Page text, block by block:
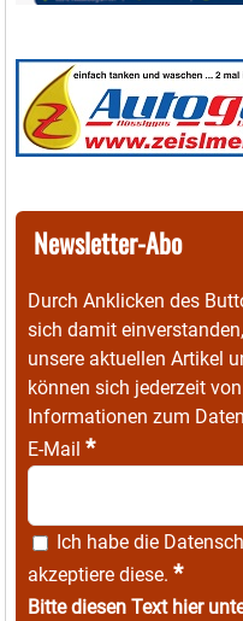
Newsletter-Abo
Durch Anklicken des
sich damit
unsere aktuellen Artikel
können sich jederzeit
Informationen zum
E-Mail *
Ich habe die
akzeptiere diese. *
Bitte diesen Text hier